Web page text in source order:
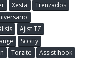
Xesta
Trenzados
Ajist TZ
Scotty
Torzite
Assist hook